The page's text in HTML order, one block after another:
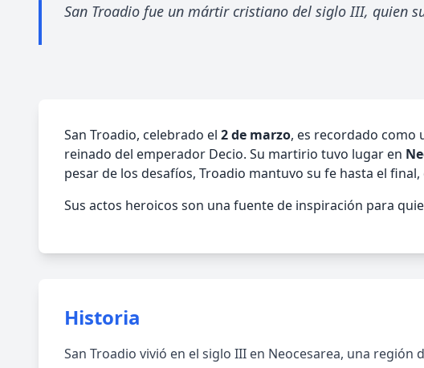
San Troadio fue un mártir cristiano del siglo III, quien
San Troadio, celebrado el 2 de marzo, es recordado como
reinado del emperador Decio. Su martirio tuvo lugar en
pesar de los desafíos, Troadio mantuvo su fe hasta el
Sus actos heroicos son una fuente de inspiración para
Historia
San Troadio vivió en el siglo III en Neocesarea, una